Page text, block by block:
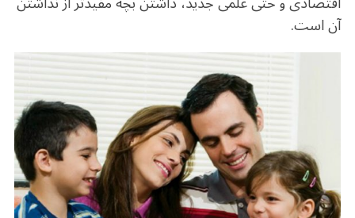
o
k p آن است.